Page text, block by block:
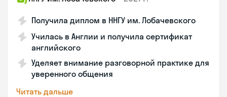
Получила диплом в ННГУ им. Лобачевского
Училась в Англии и получила сертификат
английского
Уделяет внимание разговорной практике для
уверенного общения
Читать дальше